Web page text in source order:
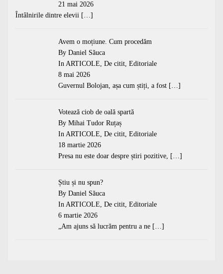
21 mai 2026
Întâlnirile dintre elevii […]
Avem o moțiune. Cum procedăm
By Daniel Săuca
In ARTICOLE, De citit, Editoriale
8 mai 2026
Guvernul Bolojan, așa cum știți, a fost […]
Votează ciob de oală spartă
By Mihai Tudor Ruțaș
In ARTICOLE, De citit, Editoriale
18 martie 2026
Presa nu este doar despre știri pozitive, […]
Știu și nu spun?
By Daniel Săuca
In ARTICOLE, De citit, Editoriale
6 martie 2026
„Am ajuns să lucrăm pentru a ne […]